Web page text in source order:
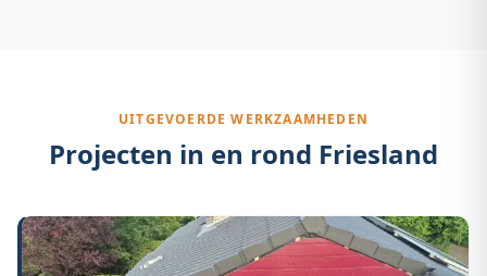
UITGEVOERDE WERKZAAMHEDEN
Projecten in en rond Friesland